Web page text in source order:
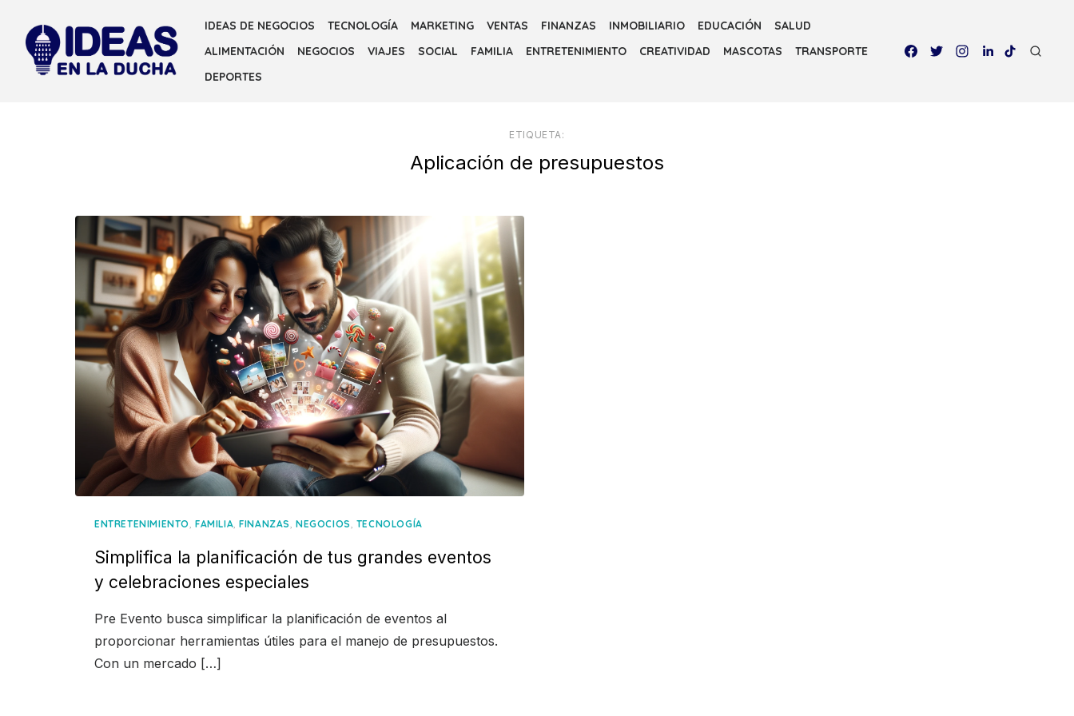
content
IDEAS DE NEGOCIOS TECNOLOGÍA MARKETING VENTAS FINANZAS INMOBILIARIO EDUCACIÓN
SALUD
ALIMENTACIÓN
NEGOCIOS VIAJES SOCIAL FAMILIA ENTRETENIMIENTO CREATIVIDAD MASCOTAS
TRANSPORTE
DEPORTES
ETIQUETA:
Aplicación de presupuestos
ENTRETENIMIENTO, FAMILIA,FINANZAS,NEGOCIOS, TECNOLOGÍA
Simplifica la planificación de tus grandes eventos
y celebraciones especiales
Pre Evento busca simplificar la planificación de eventos al
proporcionar herramientas útiles para el manejo de presupuestos.
Con un mercado […]